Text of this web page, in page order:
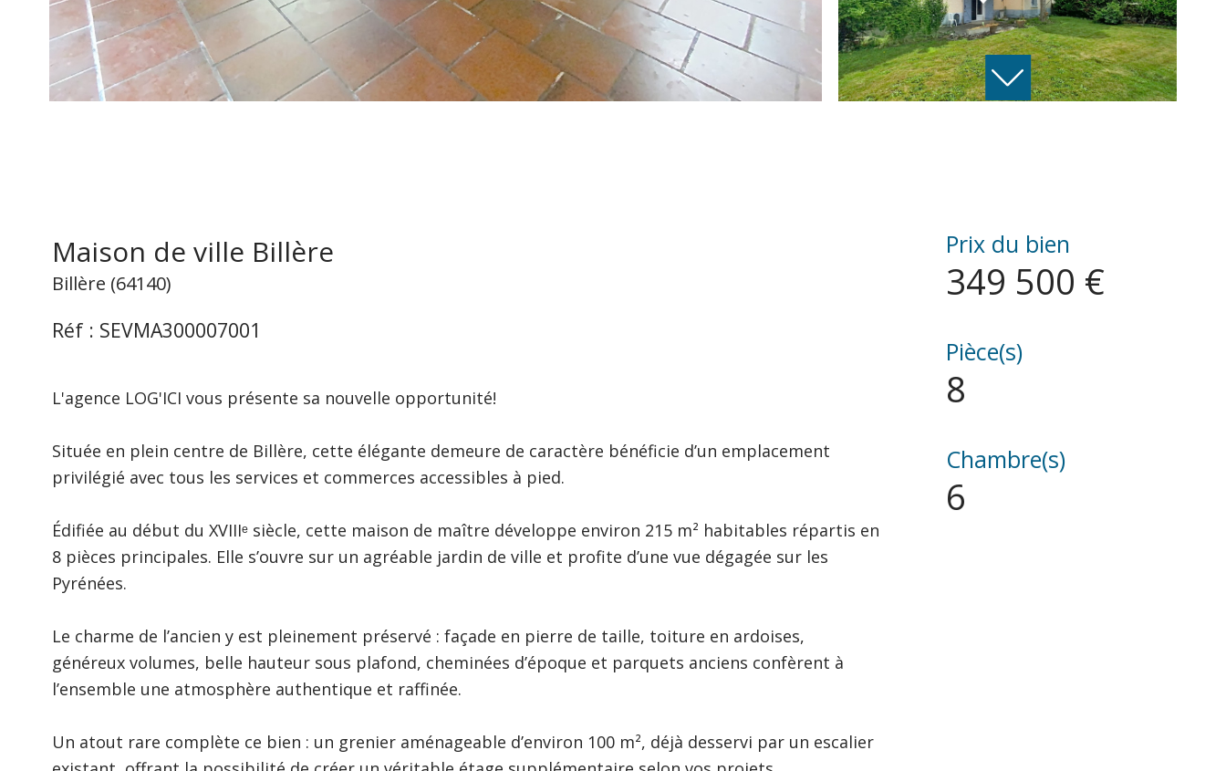
Maison de ville Billère
Billère (64140)
Réf : SEVMA300007001
L'agence LOG'ICI vous présente sa nouvelle opportunité!
Située en plein centre de Billère, cette élégante demeure de caractère bénéficie d’un emplacement
privilégié avec tous les services et commerces accessibles à pied.
Édifiée au début du XVIIIᵉ siècle, cette maison de maître développe environ 215 m² habitables répartis en
8 pièces principales. Elle s’ouvre sur un agréable jardin de ville et profite d’une vue dégagée sur les
Pyrénées.
Le charme de l’ancien y est pleinement préservé : façade en pierre de taille, toiture en ardoises,
généreux volumes, belle hauteur sous plafond, cheminées d’époque et parquets anciens confèrent à
l’ensemble une atmosphère authentique et raffinée.
Un atout rare complète ce bien : un grenier aménageable d’environ 100 m², déjà desservi par un escalier
Prix du bien
349 500 €
Pièce(s)
8
Chambre(s)
6